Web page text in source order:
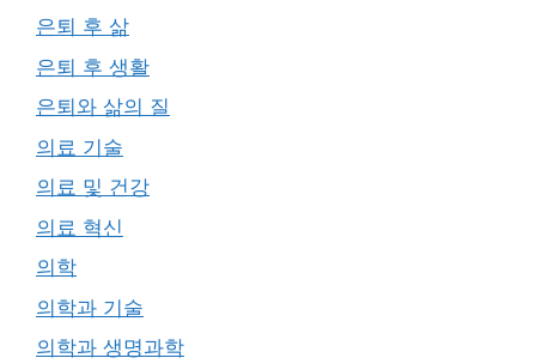
은퇴 후 삶
은퇴 후 생활
은퇴와 삶의 질
의료 기술
의료 및 건강
의료 혁신
의학
의학과 기술
의학과 생명과학